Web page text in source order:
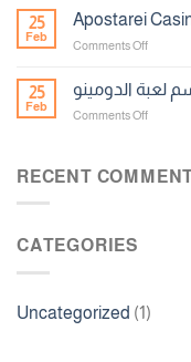
لعبة
25
Feb
Apostarei
Comments Offon
Casino
No
Free
25
Feb
لعبة الدومينو
Comments Offon
لعبة
RECENT
CATEGORIES
Uncategorized (1)